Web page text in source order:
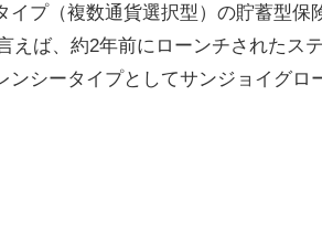
イプ（複数通貨選択型）の貯蓄型保
えば、約2年前にローンチされたステ
ンシータイプとしてサンジョイグロ